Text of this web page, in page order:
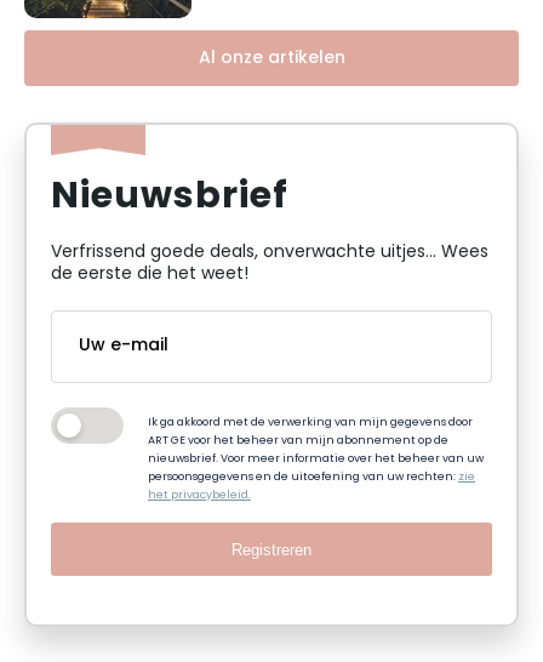
Al onze artikelen
Nieuwsbrief
Verfrissend goede deals, onverwachte uitjes... Wees
de eerste die het weet!
Ik ga akkoord met de verwerking van mijn gegevens door
ART GE voor het beheer van mijn abonnement op de
nieuwsbrief. Voor meer informatie over het beheer van uw
persoonsgegevens en de uitoefening van uw rechten:zie
het privacybeleid.
Registreren